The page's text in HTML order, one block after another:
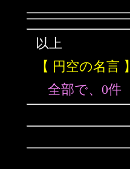
以上
【 円空の名言 】
全部で、0件